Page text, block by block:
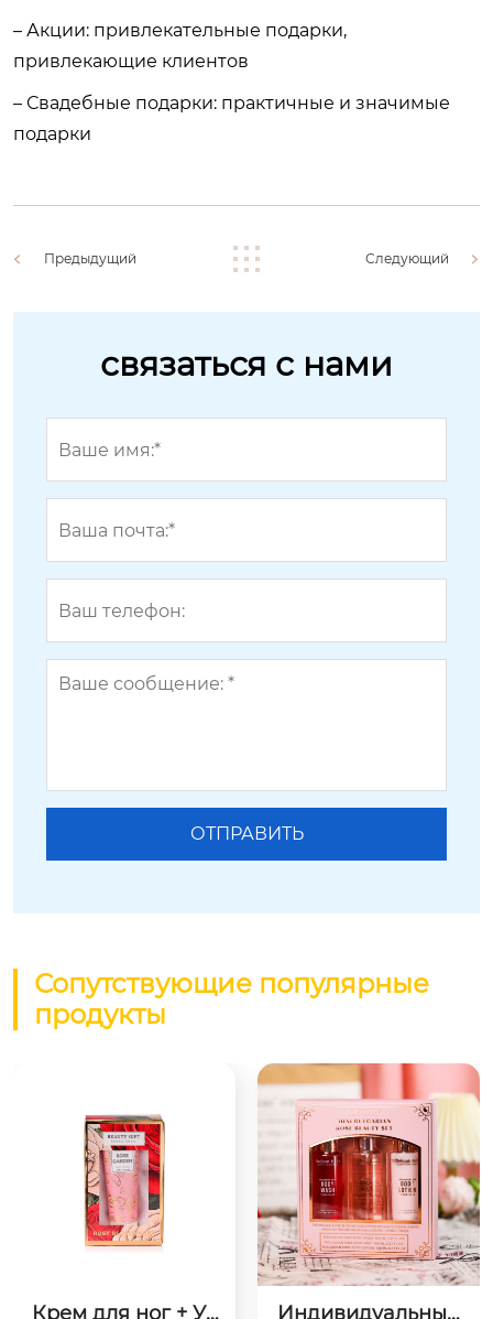
– Акции: привлекательные подарки,
привлекающие клиентов
– Свадебные подарки: практичные и значимые
подарки
Предыдущий Следующий
связаться с нами
Сопутствующие популярные
продукты
Крем для ног + Ув
Индивидуальный